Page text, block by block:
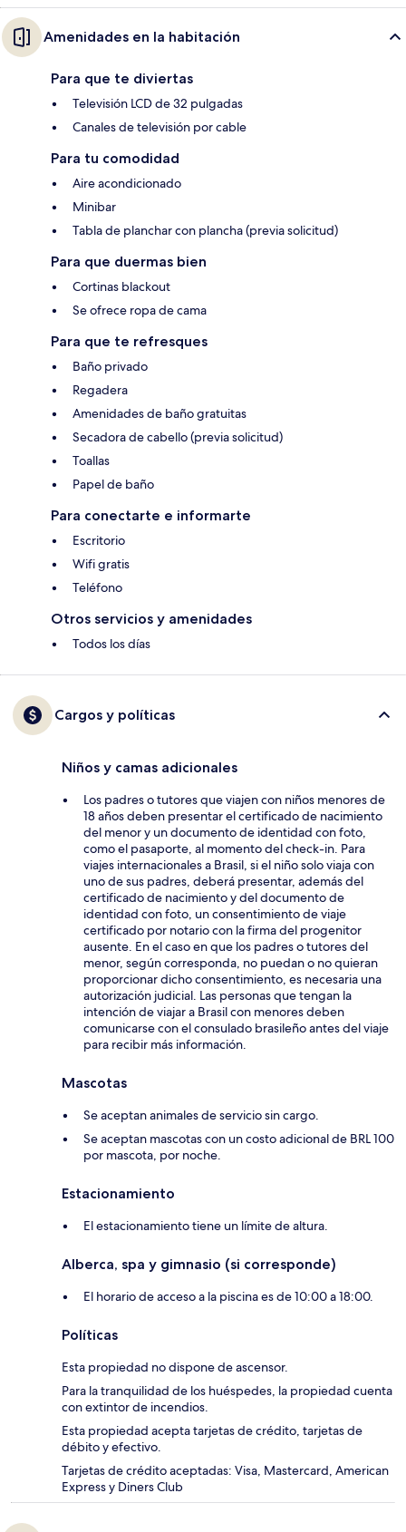
Amenidades en la habitación
Para que te diviertas
Televisión LCD de 32 pulgadas
Canales de televisión por cable
Para tu comodidad
Aire acondicionado
Minibar
Tabla de planchar con plancha (previa solicitud)
Para que duermas bien
Cortinas blackout
Se ofrece ropa de cama
Para que te refresques
Baño privado
Regadera
Amenidades de baño gratuitas
Secadora de cabello (previa solicitud)
Toallas
Papel de baño
Para conectarte e informarte
Escritorio
Wifi gratis
Teléfono
Otros servicios y amenidades
Todos los días
Cargos y políticas
Niños y camas adicionales
Los padres o tutores que viajen con niños menores de
18 años deben presentar el certificado de nacimiento
del menor y un documento de identidad con foto,
como el pasaporte, al momento del check-in. Para
viajes internacionales a Brasil, si el niño solo viaja con
uno de sus padres, deberá presentar, además del
certificado de nacimiento y del documento de
identidad con foto, un consentimiento de viaje
certificado por notario con la firma del progenitor
ausente. En el caso en que los padres o tutores del
menor, según corresponda, no puedan o no quieran
proporcionar dicho consentimiento, es necesaria una
autorización judicial. Las personas que tengan la
intención de viajar a Brasil con menores deben
comunicarse con el consulado brasileño antes del viaje
para recibir más información.
Mascotas
Se aceptan animales de servicio sin cargo.
Se aceptan mascotas con un costo adicional de BRL 100
por mascota, por noche.
Estacionamiento
El estacionamiento tiene un límite de altura.
Alberca, spa y gimnasio (si corresponde)
El horario de acceso a la piscina es de 10:00 a 18:00.
Políticas
Esta propiedad no dispone de ascensor.
Para la tranquilidad de los huéspedes, la propiedad cuenta
con extintor de incendios.
Esta propiedad acepta tarjetas de crédito, tarjetas de
débito y efectivo.
Tarjetas de crédito aceptadas: Visa, Mastercard, American
Express y Diners Club